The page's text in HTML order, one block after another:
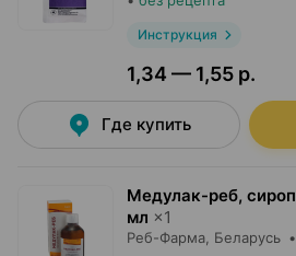
Инструкция
1,34 — 1,55 р.
Где купить
Медулак-реб, сироп
мл ×1
Реб-Фарма , Беларусь •